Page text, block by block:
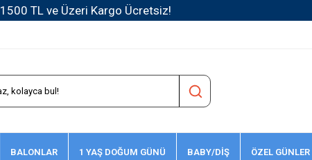
1500 TL ve Üzeri Kargo Ücretsiz!
BALONLAR 1 YAŞ DOĞUM GÜNÜ BABY/DİŞ ÖZEL GÜNLER